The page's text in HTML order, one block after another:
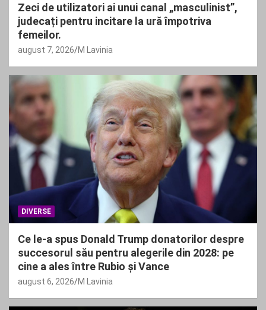
Zeci de utilizatori ai unui canal „masculinist”,
judecați pentru incitare la ură împotriva
femeilor.
august 7, 2026 M Lavinia
DIVERSE
Ce le-a spus Donald Trump donatorilor despre
succesorul său pentru alegerile din 2028: pe
cine a ales între Rubio și Vance
august 6, 2026 M Lavinia